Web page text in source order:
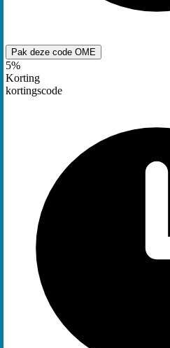
Pak deze code OME
5%
Korting
kortingscode